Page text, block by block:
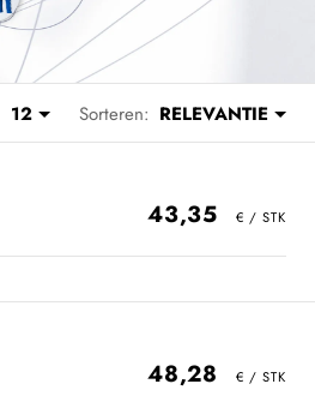
12 Sorteren: RELEVANTIE
43,35
48,28